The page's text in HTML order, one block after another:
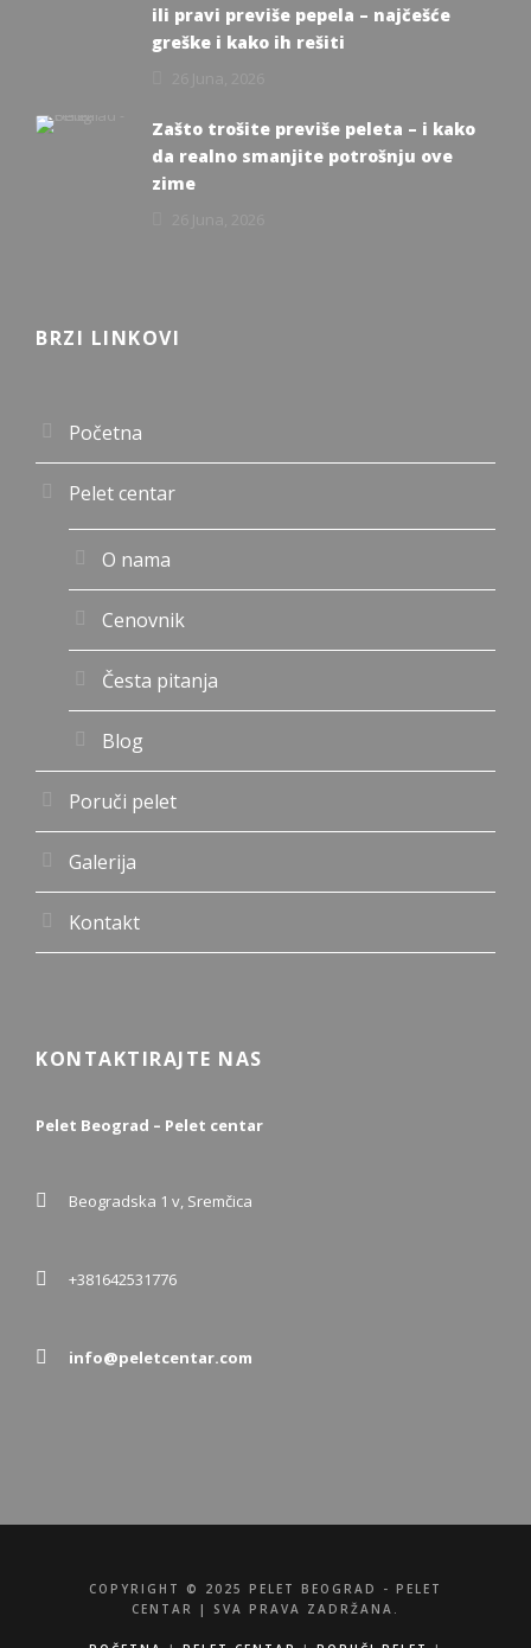
ili pravi previše pepela – najčešće
greške i kako ih rešiti
Zašto trošite previše peleta – i kako
da realno smanjite potrošnju ove
zime
BRZI LINKOVI
Početna
Pelet centar
O nama
Cenovnik
Česta pitanja
Blog
Poruči pelet
Galerija
Kontakt
KONTAKTIRAJTE NAS
Pelet Beograd – Pelet centar
Beogradska 1 v, Sremčica
+381642531776
info@peletcentar.com
COPYRIGHT © 2025 PELET BEOGRAD - PELET
CENTAR | SVA PRAVA ZADRŽANA.